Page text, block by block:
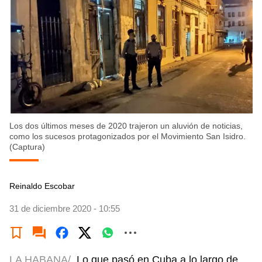
Los dos últimos meses de 2020 trajeron un aluvión de noticias,
como los sucesos protagonizados por el Movimiento San Isidro.
(Captura)
Reinaldo Escobar
31 de diciembre 2020 - 10:55